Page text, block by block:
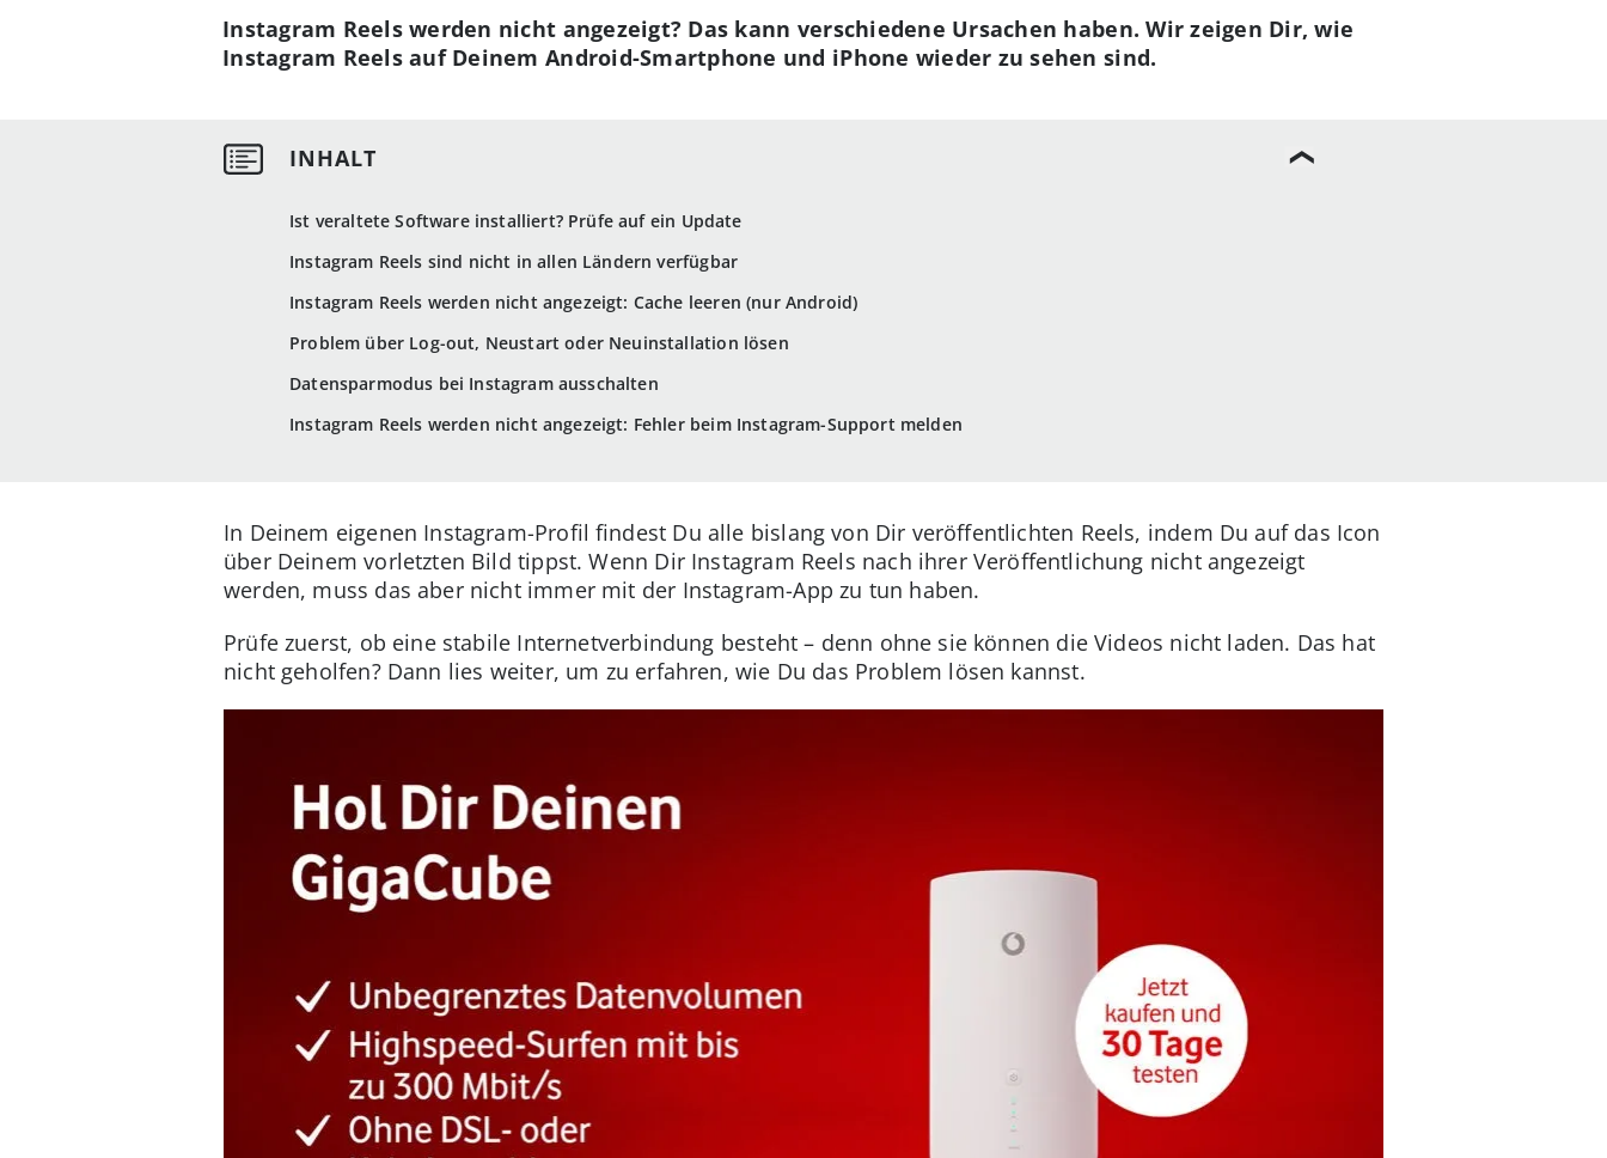
Ist veraltete Software installiert? Prüfe auf ein Update
Instagram Reels sind nicht in allen Ländern verfügbar
Instagram Reels werden nicht angezeigt: Cache leeren (nur Android)
Problem über Log-out, Neustart oder Neuinstallation lösen
Datensparmodus bei Instagram ausschalten
Instagram Reels werden nicht angezeigt: Fehler beim Instagram-Support melden
Instagram Reels werden nicht angezeigt? Das kann verschiedene Ursachen haben. Wir zeigen Dir, wie
Instagram Reels auf Deinem Android-Smartphone und iPhone wieder zu sehen sind.
In Deinem eigenen Instagram-Profil findest Du alle bislang von Dir veröffentlichten Reels, indem Du auf das Icon
über Deinem vorletzten Bild tippst. Wenn Dir Instagram Reels nach ihrer Veröffentlichung nicht angezeigt
werden, muss das aber nicht immer mit der Instagram-App zu tun haben.
Prüfe zuerst, ob eine stabile Internetverbindung besteht – denn ohne sie können die Videos nicht laden. Das hat
nicht geholfen? Dann lies weiter, um zu erfahren, wie Du das Problem lösen kannst.